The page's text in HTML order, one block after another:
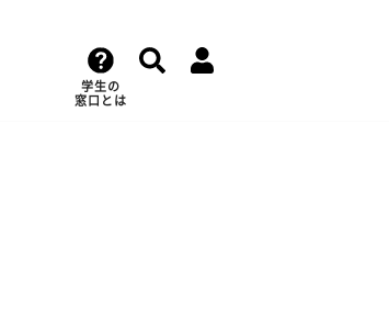
学生の
窓口とは